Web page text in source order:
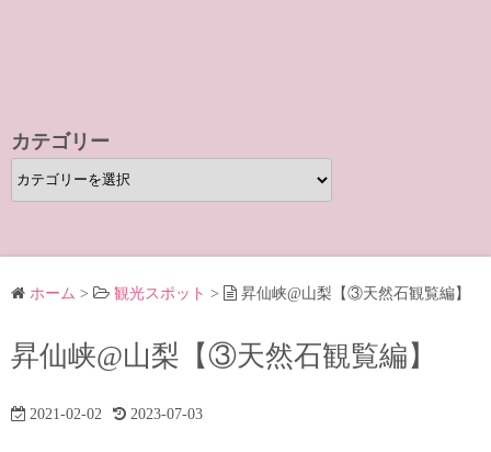
カテゴリー
カ
テ
リ
ー ホーム > 観光スポット > 昇仙峡@山梨【③天然石観覧編】
昇仙峡@山梨【③天然石観覧編】
2021-02-02 2023-07-03